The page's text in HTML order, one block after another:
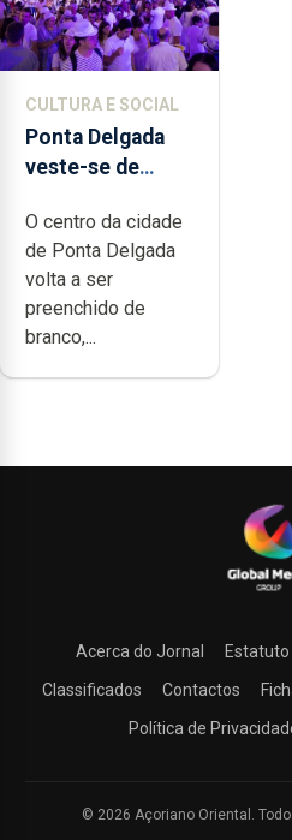
CULTURA E SOCIAL
Ponta Delgada
veste-se de
O centro da cidade
de Ponta Delgada
volta a ser
preenchido de
branco,...
Acerca do Jornal Estatuto
Classificados
Contactos
Política de
© 2026 Açoriano Oriental.